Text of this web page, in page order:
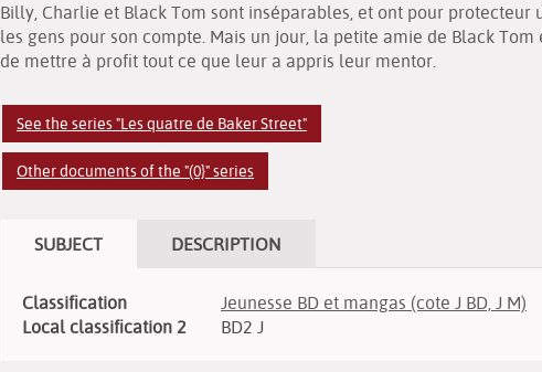
Billy, Charlie et Black Tom sont inséparables, et ont pour
les gens pour son compte. Mais un jour, la petite amie de Black
de mettre à profit tout ce que leur a appris leur mentor.
See the series "Les quatre de Baker Street"
Other documents of the "(0}" series
SUBJECT DESCRIPTION
Classification
Jeunesse BD et mangas (cote J BD, J M)
Local classification 2
BD2 J